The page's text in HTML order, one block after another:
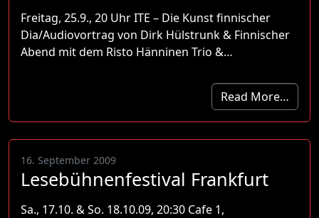
Freitag, 25.9., 20 Uhr ITE – Die Kunst finnischer
Dia/Audiovortrag von Dirk Hülstrunk & Finnischer
Abend mit dem Risto Hänninen Trio &…
Read More…
16. September 2009
Lesebühnenfestival Frankfurt
Sa., 17.10. & So. 18.10.09, 20:30 Cafe 1,